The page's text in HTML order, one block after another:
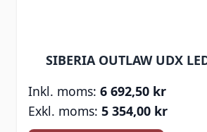
SIBERIA OUTLAW UDX
6 692,50 kr
5 354,00 kr